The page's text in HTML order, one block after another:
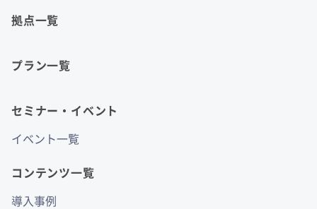
拠点一覧
プラン一覧
セミナー・イベント
イベント一覧
コンテンツ一覧
導入事例